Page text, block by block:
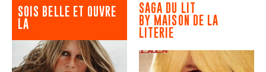
SOIS BELLE ET OUVRE
LA
SAGA DU LIT
BY MAISON DE LA
LITERIE